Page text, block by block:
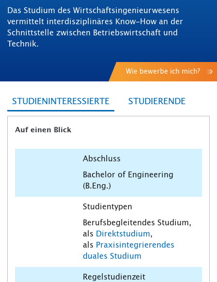
Das Studium des Wirtschaftsingenieurwesens
vermittelt interdisziplinäres Know-How an der
Schnittstelle zwischen Betriebswirtschaft und
Technik.
Wie bewerbe ich mich?
STUDIENINTERESSIERTE STUDIERENDE
Auf einen Blick
Abschluss
Bachelor of Engineering
(B.Eng.)
Studientypen
Berufsbegleitendes Studium,
als Direktstudium,
als Praxisintegrierendes
duales Studium
Regelstudienzeit